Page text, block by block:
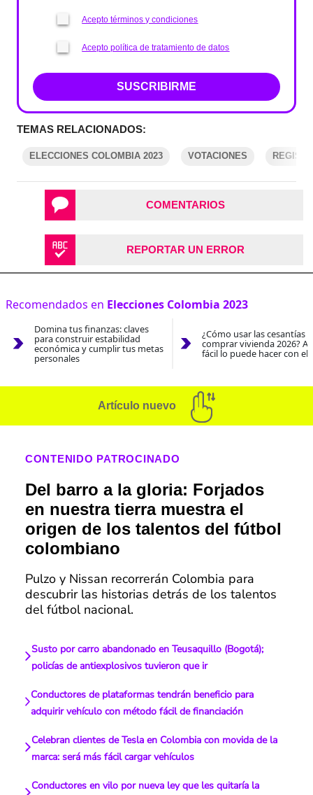
Acepto términos y condiciones
Acepto política de tratamiento de datos
SUSCRIBIRME
TEMAS RELACIONADOS:
ELECCIONES COLOMBIA 2023 VOTACIONES
COMENTARIOS
REPORTAR UN ERROR
Recomendados en Elecciones Colombia 2023
Domina tus finanzas: claves
para construir estabilidad
económica y cumplir tus metas
personales
¿Cómo usar las cesantías
comprar vivienda 2026?
fácil lo puede hacer con el
Artículo nuevo
CONTENIDO PATROCINADO
Del barro a la gloria: Forjados
en nuestra tierra muestra el
origen de los talentos del fútbol
colombiano
Pulzo y Nissan recorrerán Colombia para
descubrir las historias detrás de los talentos
del fútbol nacional.
Susto por carro abandonado en Teusaquillo (Bogotá);
policías de antiexplosivos tuvieron que ir
Conductores de plataformas tendrán beneficio para
adquirir vehículo con método fácil de financiación
Celebran clientes de Tesla en Colombia con movida de la
marca: será más fácil cargar vehículos
Conductores en vilo por nueva ley que les quitaría la